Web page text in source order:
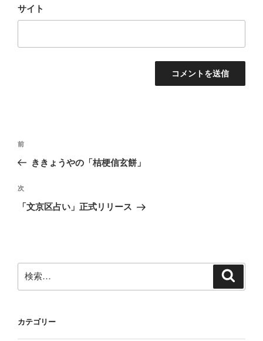
サイト
投
ナ
ビ
ゲ
ン
前
の
稿
前
ききょうやの「桔梗信玄餅」
次
の
次
「文京区占い」正式リリース
索:
カテゴリー